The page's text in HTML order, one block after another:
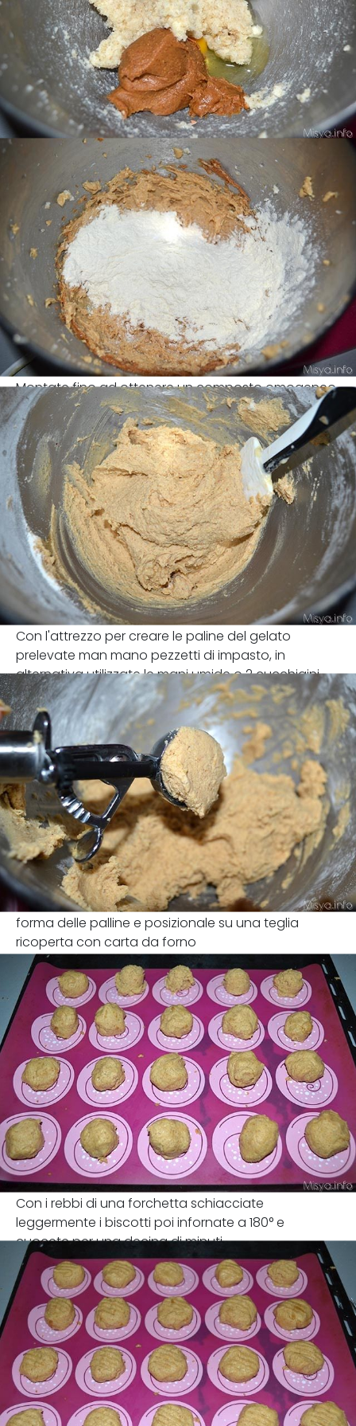
Unite ora la farina, il bicarbonato e il sale
Montate fino ad ottenere un composto omogeneo
Con l'attrezzo per creare le paline del gelato
prelevate man mano pezzetti di impasto, in
alternativa utilizzate le mani umide o 2 cucchiaini.
forma delle palline e posizionale su una teglia
ricoperta con carta da forno
Con i rebbi di una forchetta schiacciate
leggermente i biscotti poi infornate a 180° e
cuocete per una decina di minuti.